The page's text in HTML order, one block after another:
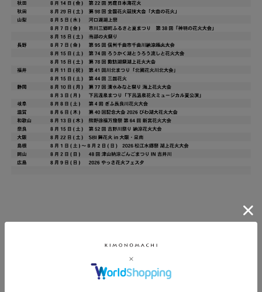
商品の品質につきましては、万全を期しておりますが、万一不
良・破損などがございましたら、商品到着後、営業日7日以内